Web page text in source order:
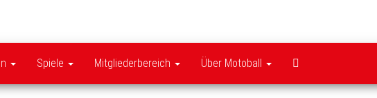
Pattensen
Spiele Mitgliederbereich Über Motoball